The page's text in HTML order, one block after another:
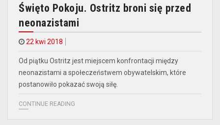
Święto Pokoju. Ostritz broni się przed
neonazistami
22 kwi 2018
Od piątku Ostritz jest miejscem konfrontacji między
neonazistami a społeczeństwem obywatelskim, które
postanowiło pokazać swoją siłę.
CONTINUE READING